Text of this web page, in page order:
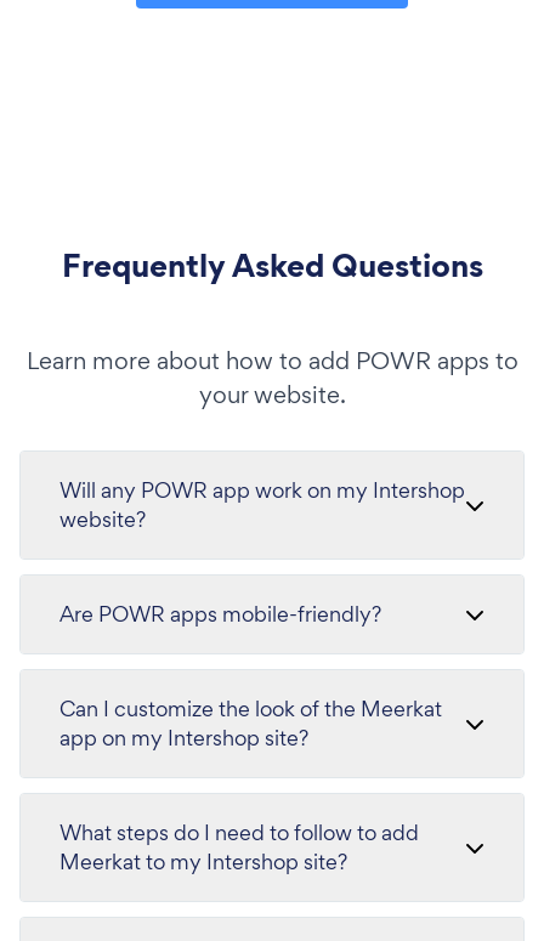
Frequently Asked Questions
Learn more about how to add POWR apps to
your website.
Will any POWR app work on my Intershop
website?
Are POWR apps mobile-friendly?
Can I customize the look of the Meerkat
app on my Intershop site?
What steps do I need to follow to add
Meerkat to my Intershop site?